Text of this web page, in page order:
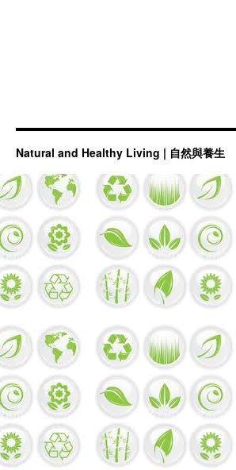
Natural and Healthy Living | 自然與養生